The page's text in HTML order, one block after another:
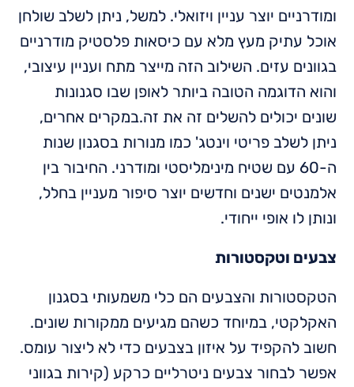
ומודרניים יוצר עניין ויזואלי. למשל, ניתן לשלב שולחן
אוכל עתיק מעץ מלא עם כיסאות פלסטיק מודרניים
בגוונים עזים. השילוב הזה מייצר מתח ועניין עיצובי,
והוא הדוגמה הטובה ביותר לאופן שבו סגנונות
שונים יכולים להשלים זה את זה.במקרים אחרים,
ניתן לשלב פריטי וינטג' כמו מנורות בסגנון שנות
ה-60 עם שטיח מינימליסטי ומודרני. החיבור בין
אלמנטים ישנים וחדשים יוצר סיפור מעניין בחלל,
ונותן לו אופי ייחודי.
צבעים וטקסטורות
הטקסטורות והצבעים הם כלי משמעותי בסגנון
האקלקטי, במיוחד כשהם מגיעים ממקורות שונים.
חשוב להקפיד על איזון בצבעים כדי לא ליצור עומס.
אפשר לבחור צבעים ניטרליים כרקע (קירות בגווני